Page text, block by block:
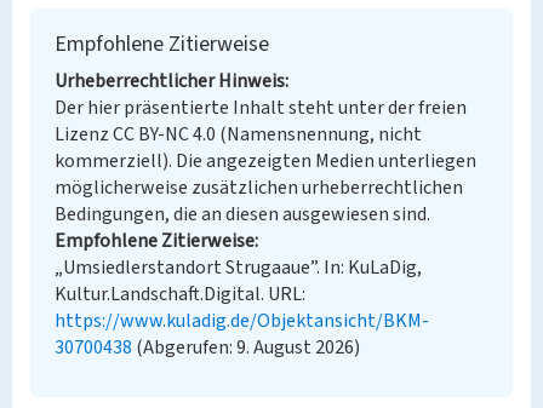
Empfohlene Zitierweise
Urheberrechtlicher Hinweis
Der hier präsentierte Inhalt steht unter der freien
Lizenz CC BY-NC 4.0 (Namensnennung, nicht
kommerziell). Die angezeigten Medien unterliegen
möglicherweise zusätzlichen urheberrechtlichen
Bedingungen, die an diesen ausgewiesen sind.
Empfohlene Zitierweise
„Umsiedlerstandort Strugaaue”. In: KuLaDig,
Kultur.Landschaft.Digital. URL:
https://www.kuladig.de/Objektansicht/BKM-
30700438 (Abgerufen: 9. August 2026)